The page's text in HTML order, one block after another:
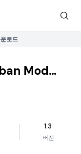
로드
Mod
1.3
버전